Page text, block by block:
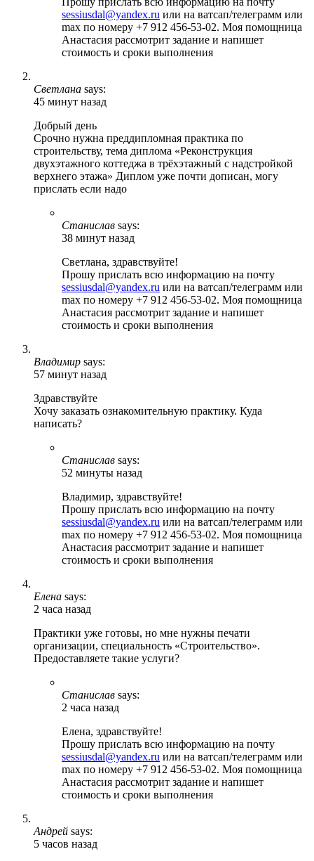
sessiusdal@yandex.ru или на ватсап/телеграмм или
max по номеру +7 912 456-53-02. Моя помощница
Анастасия рассмотрит задание и напишет
стоимость и сроки выполнения
Светлана says:
45 минут назад
Добрый день
Срочно нужна преддипломная практика по
строительству, тема диплома «Реконструкция
двухэтажного коттеджа в трёхэтажный с надстройкой
верхнего этажа» Диплом уже почти дописан, могу
прислать если надо
Станислав says:
38 минут назад
Светлана, здравствуйте!
Прошу прислать всю информацию на почту
sessiusdal@yandex.ru или на ватсап/телеграмм или
max по номеру +7 912 456-53-02. Моя помощница
Анастасия рассмотрит задание и напишет
стоимость и сроки выполнения
Владимир says:
57 минут назад
Здравствуйте
Хочу заказать ознакомительную практику. Куда
написать?
Станислав says:
52 минуты назад
Владимир, здравствуйте!
Прошу прислать всю информацию на почту
sessiusdal@yandex.ru или на ватсап/телеграмм или
max по номеру +7 912 456-53-02. Моя помощница
Анастасия рассмотрит задание и напишет
стоимость и сроки выполнения
Елена says:
2 часа назад
Практики уже готовы, но мне нужны печати
организации, специальность «Строительство».
Предоставляете такие услуги?
Станислав says:
2 часа назад
Елена, здравствуйте!
Прошу прислать всю информацию на почту
sessiusdal@yandex.ru или на ватсап/телеграмм или
max по номеру +7 912 456-53-02. Моя помощница
Анастасия рассмотрит задание и напишет
стоимость и сроки выполнения
Андрей says:
5 часов назад